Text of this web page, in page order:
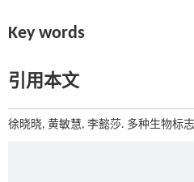
Key words
引用本文
徐晓晓, 黄敏慧, 李懿莎. 多种生物标